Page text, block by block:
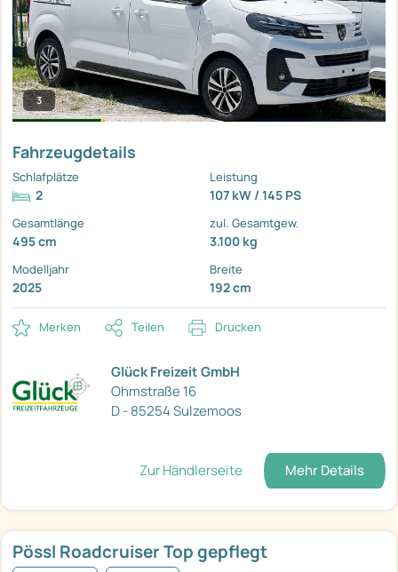
3
Fahrzeugdetails
Schlafplätze
2
Leistung
107 kW / 145 PS
Gesamtlänge
495 cm
zul. Gesamtgew.
3.100 kg
Modelljahr
2025
Breite
192 cm
Merken Teilen Drucken
Glück Freizeit GmbH
Ohmstraße 16
D - 85254 Sulzemoos
Zur Händlerseite Mehr Details
Pössl Roadcruiser Top gepflegt